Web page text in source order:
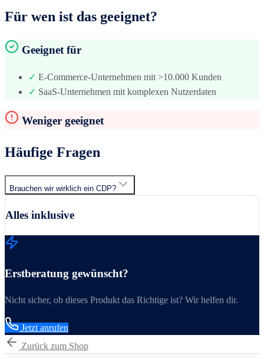
Für wen ist das geeignet?
Geeignet für
✓ E-Commerce-Unternehmen mit >10.000 Kunden
✓ SaaS-Unternehmen mit komplexen Nutzerdaten
Weniger geeignet
Häufige Fragen
Brauchen wir wirklich ein CDP?
Alles inklusive
Erstberatung gewünscht?
Nicht sicher, ob dieses Produkt das Richtige ist? Wir helfen dir.
Jetzt anrufen
Zurück zum Shop